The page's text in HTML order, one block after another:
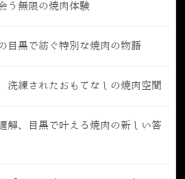
う無限の焼肉体験
目黒で紡ぐ特別な焼肉の物語
洗練されたおもてなしの焼肉空間
解、目黒で叶える焼肉の新しい答